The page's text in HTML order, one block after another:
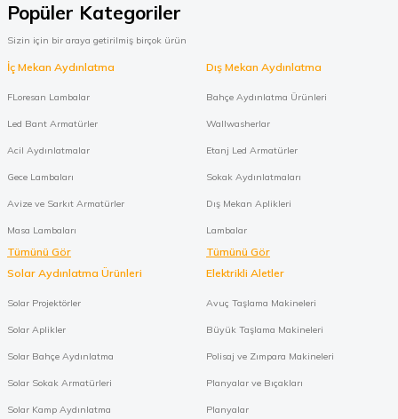
Popüler Kategoriler
Sizin için bir araya getirilmiş birçok ürün
İç Mekan Aydınlatma
FLoresan Lambalar
Led Bant Armatürler
Acil Aydınlatmalar
Gece Lambaları
Avize ve Sarkıt Armatürler
Masa Lambaları
Tümünü Gör
Dış Mekan Aydınlatma
Bahçe Aydınlatma Ürünleri
Wallwasherlar
Etanj Led Armatürler
Sokak Aydınlatmaları
Dış Mekan Aplikleri
Lambalar
Tümünü Gör
Solar Aydınlatma Ürünleri
Solar Projektörler
Solar Aplikler
Solar Bahçe Aydınlatma
Solar Sokak Armatürleri
Solar Kamp Aydınlatma
Elektrikli Aletler
Avuç Taşlama Makineleri
Büyük Taşlama Makineleri
Polisaj ve Zımpara Makineleri
Planyalar ve Bıçakları
Planyalar